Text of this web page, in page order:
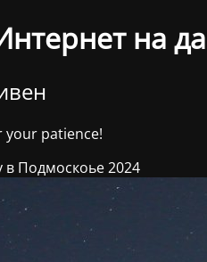
на
your patience!
в Подмоскоье 2024